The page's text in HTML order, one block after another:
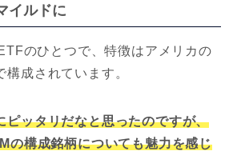
イルドに
のひとつで、特徴はアメリカの
成されています。
ピッタリだなと思ったのですが、
の構成銘柄についても魅力を感じ